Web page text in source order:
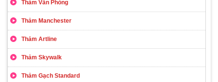
Thảm Văn Phòng
Thảm Manchester
Thảm Artline
Thảm Skywalk
Thảm Gạch Standard